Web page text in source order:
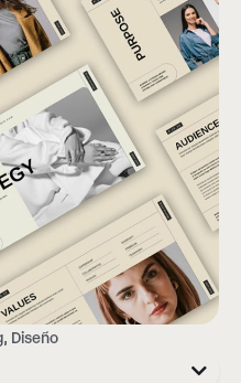
, Diseño